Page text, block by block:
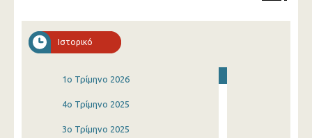
Ιστορικό
1o Τρίμηνο 2026
4o Τρίμηνο 2025
3o Τρίμηνο 2025